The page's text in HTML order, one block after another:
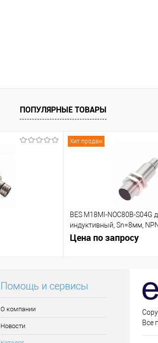
ПОПУЛЯРНЫЕ ТОВАРЫ
Хит продаж
BES M18MI-NOC80B-S04G
индуктивный, Sn=8мм,
контакт (NC)
Цена по запросу
Помощь и сервисы
О компании
Новости
Все